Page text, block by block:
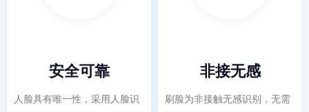
安全可靠
人脸具有唯一性，采用人脸识
非接无感
刷脸为非接触无感识别，无需